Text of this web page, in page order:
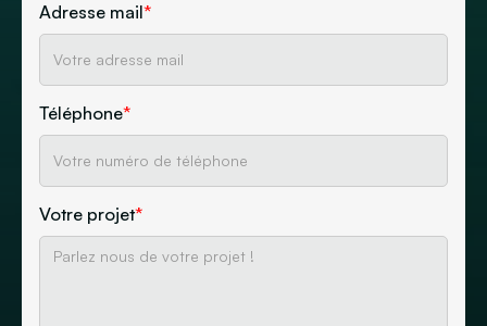
Adresse mail*
Téléphone*
Votre projet*